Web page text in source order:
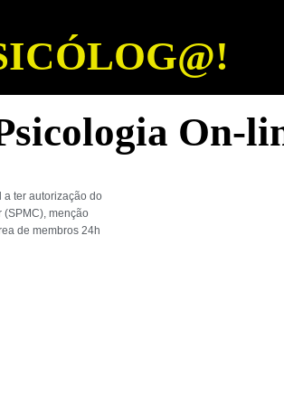
On-
a ter autorização do
menção
de membros 24h